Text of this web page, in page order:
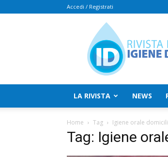
Accedi / Registrati
Rivista
Italiana
Igiene
Dentale
LA RIVISTA NEWS
Home Tag Igiene orale
Tag: Igiene